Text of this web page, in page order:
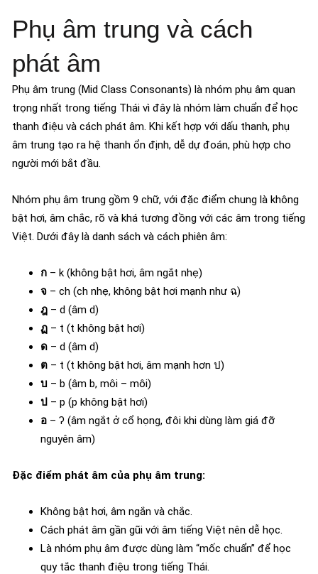
Phụ âm trung và cách
phát âm
Phụ âm trung (Mid Class Consonants) là nhóm phụ âm quan
trọng nhất trong tiếng Thái vì đây là nhóm làm chuẩn để học
thanh điệu và cách phát âm. Khi kết hợp với dấu thanh, phụ
âm trung tạo ra hệ thanh ổn định, dễ dự đoán, phù hợp cho
người mới bắt đầu.
Nhóm phụ âm trung gồm 9 chữ, với đặc điểm chung là không
bật hơi, âm chắc, rõ và khá tương đồng với các âm trong tiếng
Việt. Dưới đây là danh sách và cách phiên âm:
ก – k (không bật hơi, âm ngắt nhẹ)
จ – ch (ch nhẹ, không bật hơi mạnh như ฉ)
ฎ – d (âm d)
ฏ – t (t không bật hơi)
ด – d (âm d)
ต – t (t không bật hơi, âm mạnh hơn ป)
บ – b (âm b, môi – môi)
ป – p (p không bật hơi)
อ – ʔ (âm ngắt ở cổ họng, đôi khi dùng làm giá đỡ
nguyên âm)
Đặc điểm phát âm của phụ âm trung:
Không bật hơi, âm ngắn và chắc.
Cách phát âm gần gũi với âm tiếng Việt nên dễ học.
Là nhóm phụ âm được dùng làm “mốc chuẩn” để học
quy tắc thanh điệu trong tiếng Thái.